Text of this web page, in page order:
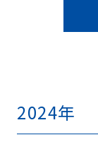
2024年